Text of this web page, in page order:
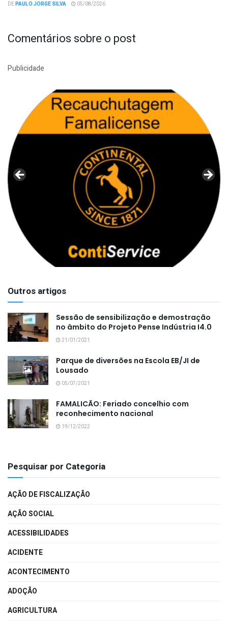
DEPAULO JORGE SILVA 05/08/2026
Comentários sobre o post
Publicidade
Outros artigos
Sessão de sensibilização e demostração
no âmbito do Projeto Pense Indústria I4.0
21/01/2021
Parque de diversões na Escola EB/JI de
Lousado
05/07/2021
FAMALICÃO: Feriado concelhio com
reconhecimento nacional
19/12/2022
Pesquisar por Categoria
AÇÃO DE FISCALIZAÇÃO
AÇÃO SOCIAL
ACESSIBILIDADES
ACIDENTE
ACONTECIMENTO
ADOÇÃO
AGRICULTURA